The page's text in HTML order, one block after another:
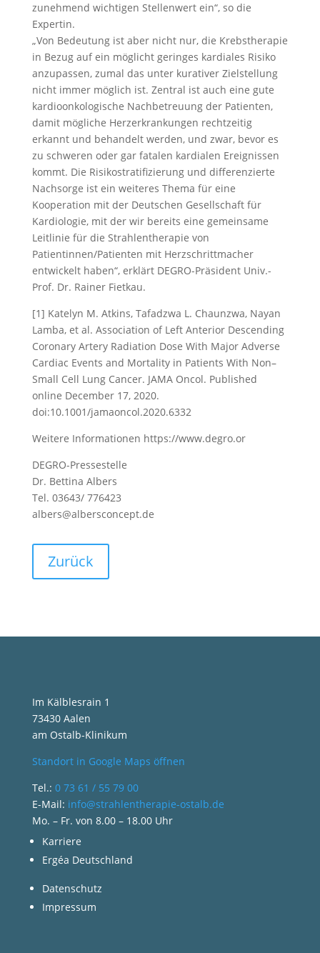
zunehmend wichtigen Stellenwert ein“, so die
Expertin.
„Von Bedeutung ist aber nicht nur, die Krebstherapie
in Bezug auf ein möglicht geringes kardiales Risiko
anzupassen, zumal das unter kurativer Zielstellung
nicht immer möglich ist. Zentral ist auch eine gute
kardioonkologische Nachbetreuung der Patienten,
damit mögliche Herzerkrankungen rechtzeitig
erkannt und behandelt werden, und zwar, bevor es
zu schweren oder gar fatalen kardialen Ereignissen
kommt. Die Risikostratifizierung und differenzierte
Nachsorge ist ein weiteres Thema für eine
Kooperation mit der Deutschen Gesellschaft für
Kardiologie, mit der wir bereits eine gemeinsame
Leitlinie für die Strahlentherapie von
Patientinnen/Patienten mit Herzschrittmacher
entwickelt haben“, erklärt DEGRO-Präsident Univ.-
Prof. Dr. Rainer Fietkau.
[1] Katelyn M. Atkins, Tafadzwa L. Chaunzwa, Nayan
Lamba, et al. Association of Left Anterior Descending
Coronary Artery Radiation Dose With Major Adverse
Cardiac Events and Mortality in Patients With Non–
Small Cell Lung Cancer. JAMA Oncol. Published
online December 17, 2020.
doi:10.1001/jamaoncol.2020.6332
Weitere Informationen https://www.degro.or
DEGRO-Pressestelle
Dr. Bettina Albers
Tel. 03643/ 776423
albers@albersconcept.de
Zurück
Im Kälblesrain 1
73430 Aalen
am Ostalb-Klinikum
Standort in Google Maps öffnen
Tel.: 0 73 61 / 55 79 00
E-Mail: info@strahlentherapie-ostalb.de
Mo. – Fr. von 8.00 – 18.00 Uhr
Karriere
Ergéa Deutschland
Datenschutz
Impressum